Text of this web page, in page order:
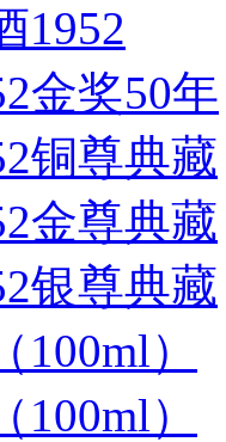
1952
金奖50年
铜尊典藏
金尊典藏
银尊典藏
100ml）
100ml）